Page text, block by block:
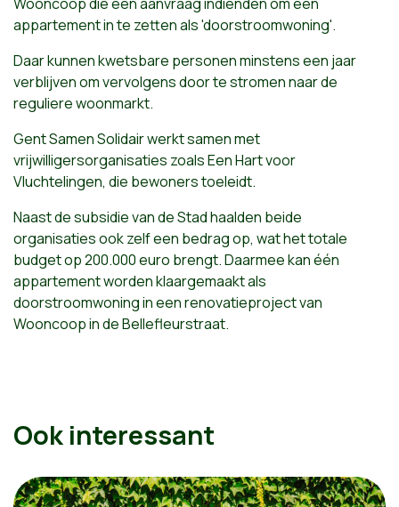
appartement in te zetten als 'doorstroomwoning'.
Daar kunnen kwetsbare personen minstens een jaar
verblijven om vervolgens door te stromen naar de
reguliere woonmarkt.
Gent Samen Solidair werkt samen met
vrijwilligersorganisaties zoals Een Hart voor
Vluchtelingen, die bewoners toeleidt.
Naast de subsidie van de Stad haalden beide
organisaties ook zelf een bedrag op, wat het totale
budget op 200.000 euro brengt. Daarmee kan één
appartement worden klaargemaakt als
doorstroomwoning in een renovatieproject van
Wooncoop in de Bellefleurstraat.
Ook interessant